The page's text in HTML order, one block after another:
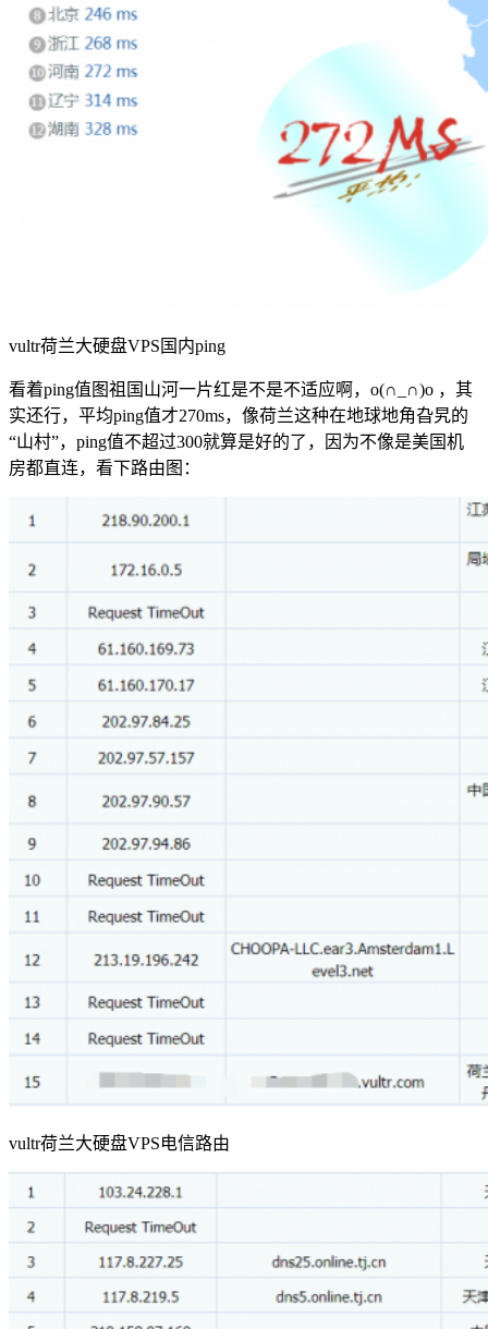
vultr荷兰大硬盘VPS国内ping
看着ping值图祖国山河一片红是不是不适应啊，o(∩_∩)o ，其
实还行，平均ping值才270ms，像荷兰这种在地球地角旮旯的
“山村”，ping值不超过300就算是好的了，因为不像是美国机
房都直连，看下路由图：
vultr荷兰大硬盘VPS电信路由